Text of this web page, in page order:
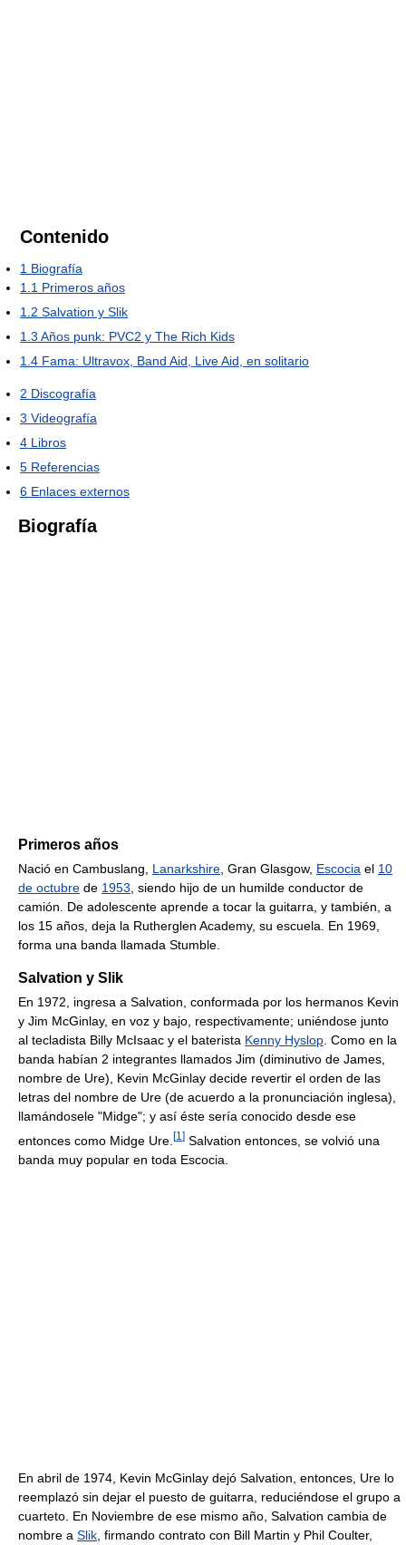
Contenido
1 Biografía
1.1 Primeros años
1.2 Salvation y Slik
1.3 Años punk: PVC2 y The Rich Kids
1.4 Fama: Ultravox, Band Aid, Live Aid, en solitario
2 Discografía
3 Videografía
4 Libros
5 Referencias
6 Enlaces externos
Biografía
Primeros años
Nació en Cambuslang, Lanarkshire , Gran Glasgow, Escocia el 10
de octubre de 1953 , siendo hijo de un humilde conductor de
camión. De adolescente aprende a tocar la guitarra, y también, a
los 15 años, deja la Rutherglen Academy, su escuela. En 1969,
forma una banda llamada Stumble.
Salvation y Slik
En 1972, ingresa a Salvation, conformada por los hermanos Kevin
y Jim McGinlay, en voz y bajo, respectivamente; uniéndose junto
al tecladista Billy McIsaac y el baterista Kenny Hyslop . Como en la
banda habían 2 integrantes llamados Jim (diminutivo de James,
nombre de Ure), Kevin McGinlay decide revertir el orden de las
letras del nombre de Ure (de acuerdo a la pronunciación inglesa),
llamándosele "Midge"; y así éste sería conocido desde ese
entonces como Midge Ure. [1 ] Salvation entonces, se volvió una
banda muy popular en toda Escocia.
En abril de 1974, Kevin McGinlay dejó Salvation, entonces, Ure lo
reemplazó sin dejar el puesto de guitarra, reduciéndose el grupo a
cuarteto. En Noviembre de ese mismo año, Salvation cambia de
nombre a Slik , firmando contrato con Bill Martin y Phil Coulter,